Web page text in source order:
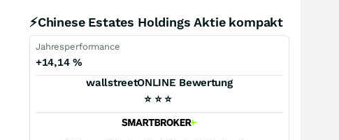
⚡Chinese Estates Holdings Aktie kompakt
Jahresperformance
+14,14 %
wallstreetONLINE Bewertung
⭐ ⭐ ⭐